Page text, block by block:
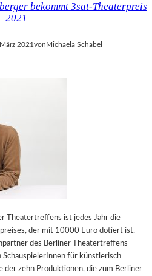
bekommt 3sat-Theaterpreis
2021
2021von Michaela Schabel
Theatertreffens ist jedes Jahr die
der mit 10000 Euro dotiert ist.
des Berliner Theatertreffens
für künstlerisch
der zehn Produktionen, die zum Berliner